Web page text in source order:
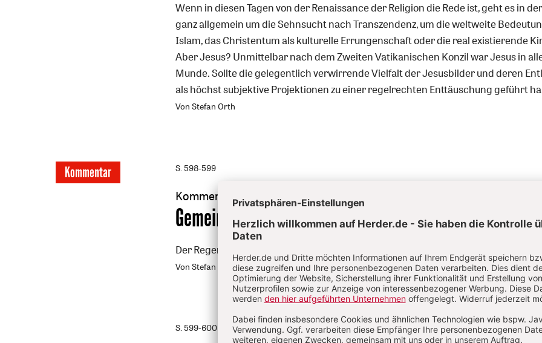
Wenn in diesen Tagen von der Renaissance der Religion die Rede ist, geht es in
ganz allgemein um die Sehnsucht nach Transzendenz, um die weltweite
Islam, das Christentum als kulturelle Errungenschaft oder die real existierende
Aber Jesus? Unmittelbar nach dem Zweiten Vatikanischen Konzil war Jesus in
Munde. Sollte die gelegentlich verwirrende Vielfalt der Jesusbilder und deren
als höchst subjektive Projektionen zu einer regelrechten Enttäuschung geführt
Von Stefan Orth
Kommentar S. 598-599
Kommentar
:
Gemeinsam
Der Regensburger Bischof Gerhard Ludwig Müller beschneidet Rechte der
Von Stefan Orth
S. 599-600